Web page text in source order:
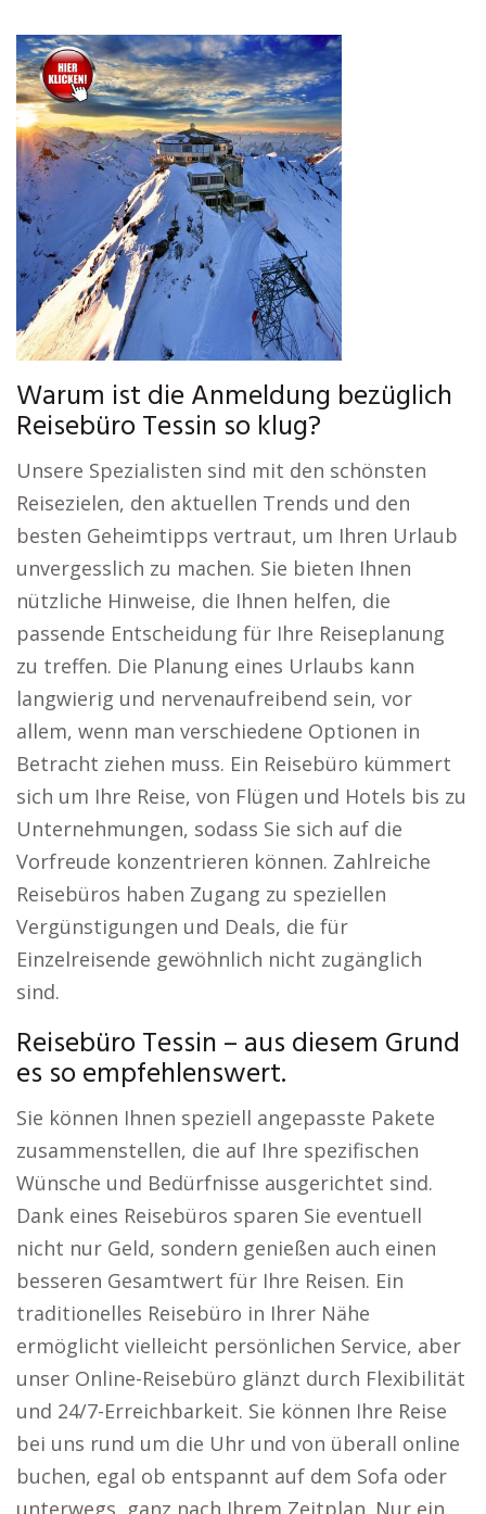
Warum ist die Anmeldung bezüglich
Reisebüro Tessin so klug?
Unsere Spezialisten sind mit den schönsten
Reisezielen, den aktuellen Trends und den
besten Geheimtipps vertraut, um Ihren Urlaub
unvergesslich zu machen. Sie bieten Ihnen
nützliche Hinweise, die Ihnen helfen, die
passende Entscheidung für Ihre Reiseplanung
zu treffen. Die Planung eines Urlaubs kann
langwierig und nervenaufreibend sein, vor
allem, wenn man verschiedene Optionen in
Betracht ziehen muss. Ein Reisebüro kümmert
sich um Ihre Reise, von Flügen und Hotels bis zu
Unternehmungen, sodass Sie sich auf die
Vorfreude konzentrieren können. Zahlreiche
Reisebüros haben Zugang zu speziellen
Vergünstigungen und Deals, die für
Einzelreisende gewöhnlich nicht zugänglich
sind.
Reisebüro Tessin – aus diesem Grund
es so empfehlenswert.
Sie können Ihnen speziell angepasste Pakete
zusammenstellen, die auf Ihre spezifischen
Wünsche und Bedürfnisse ausgerichtet sind.
Dank eines Reisebüros sparen Sie eventuell
nicht nur Geld, sondern genießen auch einen
besseren Gesamtwert für Ihre Reisen. Ein
traditionelles Reisebüro in Ihrer Nähe
ermöglicht vielleicht persönlichen Service, aber
unser Online-Reisebüro glänzt durch Flexibilität
und 24/7-Erreichbarkeit. Sie können Ihre Reise
bei uns rund um die Uhr und von überall online
buchen, egal ob entspannt auf dem Sofa oder
unterwegs, ganz nach Ihrem Zeitplan. Nur ein